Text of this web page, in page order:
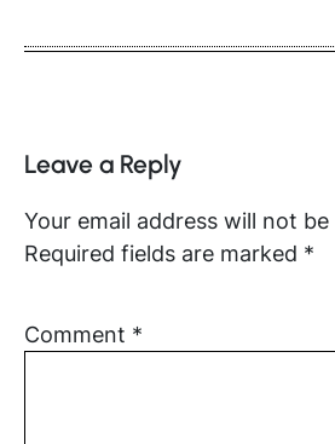
Leave a Reply
Your email address will not be
Required fields are marked *
Comment *